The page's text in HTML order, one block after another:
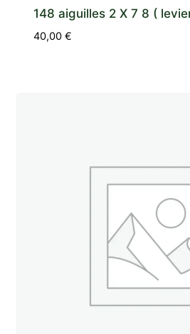
148 aiguilles 2 X 7 8 (
40,00€